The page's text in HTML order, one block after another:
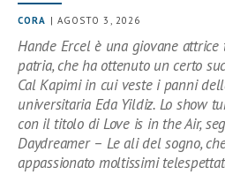
CORA | AGOSTO 3, 2026
Hande Ercel è una giovane
patria, che ha ottenuto un certo
Cal Kapimi in cui veste i panni
universitaria Eda Yildiz. Lo show
con il titolo di Love is in the Air,
Daydreamer – Le ali del sogno,
appassionato moltissimi